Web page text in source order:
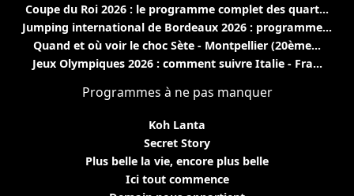
Coupe du Roi 2026 : le programme complet des quart...
Jumping international de Bordeaux 2026 : programme...
Quand et où voir le choc Sète - Montpellier (20ème...
Jeux Olympiques 2026 : comment suivre Italie - Fra...
Programmes à ne pas manquer
Koh Lanta
Secret Story
Plus belle la vie, encore plus belle
Ici tout commence